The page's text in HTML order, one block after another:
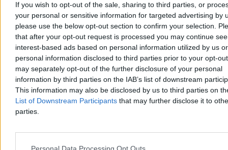
If you wish to opt-out of the sale, sharing to third parties, or
your personal or sensitive information for targeted advertising by
please use the below opt-out section to confirm your selection.
that after your opt-out request is processed you may continue
interest-based ads based on personal information utilized by us or
personal information disclosed to third parties prior to your opt-
may separately opt-out of the further disclosure of your personal
information by third parties on the IAB’s list of downstream
This information may also be disclosed by us to third parties on
List of Downstream Participants that may further disclose it to
parties.
Personal Data Processing Opt Outs
„Kraj węgla odkrywa OZE”. Niemcy cieszą się ze
zmian w Polsce, martwi ich prezydent
Niemiecki dziennik „Frankfurter Allgemeine Zeitung” z
w zakresie polityki klimatycznej napotyka opór ze strony prezydenta